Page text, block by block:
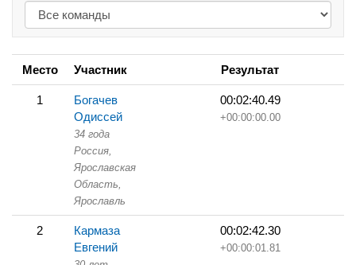
Место Участник Результат
1
Богачев
Одиссей
34 года
Россия,
Ярославская
Область,
Ярославль
00:02:40.49
+00:00:00.00
2
Кармаза
Евгений
00:02:42.30
+00:00:01.81